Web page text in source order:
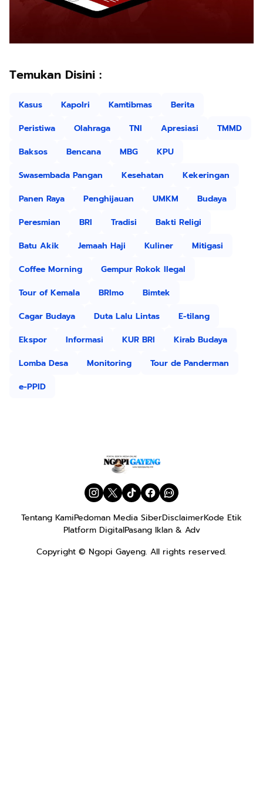
Temukan Disini :
Kasus Kapolri Kamtibmas
Berita
Peristiwa
Olahraga TNI Apresiasi
TMMD
Baksos
Bencana MBG
KPU
Swasembada Pangan
Kesehatan
Kekeringan
Panen Raya
Penghijauan UMKM
Budaya
Peresmian
BRI Tradisi
Bakti Religi
Batu Akik
Jemaah Haji Kuliner
Mitigasi
Coffee Morning
Gempur Rokok Ilegal
Tour of Kemala
BRImo
Bimtek
Cagar Budaya
Duta Lalu Lintas
E-tilang
Ekspor
Informasi KUR BRI
Kirab Budaya
Lomba Desa
Monitoring
Tour de Panderman
e-PPID
Tentang KamiPedoman Media SiberDisclaimerKode Etik
Platform DigitalPasang Iklan & Adv
Copyright © Ngopi Gayeng. All rights reserved.